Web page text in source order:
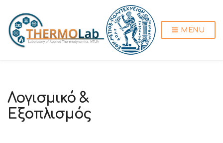
MENU
Λογισμικό &
Εξοπλισμός